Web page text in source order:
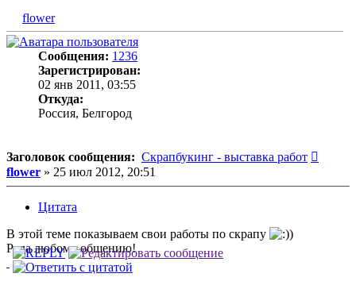
flower
Сообщения: 1236
Зарегистрирован:
02 янв 2011, 03:55
Откуда:
Россия, Белгород
Заголовок сообщения: Скрапбукинг - выставка работ
flower » 25 июл 2012, 20:51
Цитата
В этой теме показываем свои работы по скрапу
)
Рада любому общению!